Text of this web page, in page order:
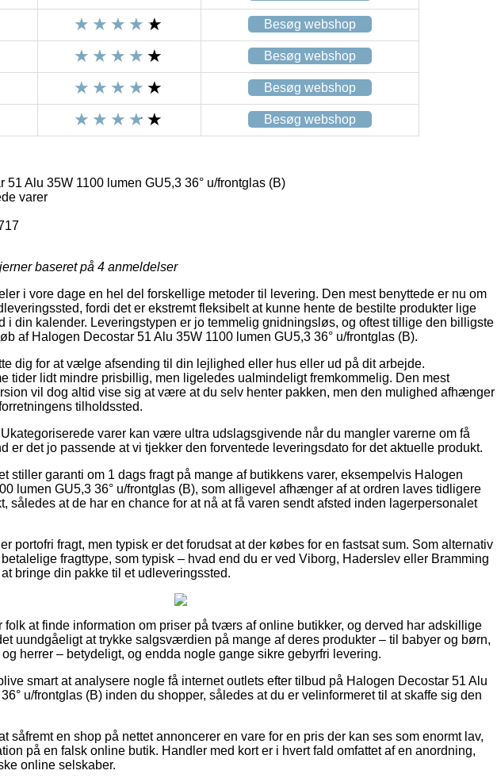
Besøg webshop
Besøg webshop
Besøg webshop
Besøg webshop
51 Alu 35W 1100 lumen GU5,3 36° u/frontglas (B)
varer
baseret på 4 anmeldelser
i vore dage en hel del forskellige metoder til levering. Den mest benyttede er nu om
fordi det er ekstremt fleksibelt at kunne hente de bestilte produkter lige
i din kalender. Leveringstypen er jo temmelig gnidningsløs, og oftest tillige den billigste
af Halogen Decostar 51 Alu 35W 1100 lumen GU5,3 36° u/frontglas (B).
dig for at vælge afsending til din lejlighed eller hus eller ud på dit arbejde.
tider lidt mindre prisbillig, men ligeledes ualmindeligt fremkommelig. Den mest
vil dog altid vise sig at være at du selv henter pakken, men den mulighed afhænger
tilholdssted.
varer kan være ultra udslagsgivende når du mangler varerne om få
er det jo passende at vi tjekker den forventede leveringsdato for det aktuelle produkt.
stiller garanti om 1 dags fragt på mange af butikkens varer, eksempelvis Halogen
lumen GU5,3 36° u/frontglas (B), som alligevel afhænger af at ordren laves tidligere
således at de har en chance for at nå at få varen sendt afsted inden lagerpersonalet
portofri fragt, men typisk er det forudsat at der købes for en fastsat sum. Som alternativ
fragttype, som typisk – hvad end du er ved Viborg, Haderslev eller Bramming
bringe din pakke til et udleveringssted.
folk at finde information om priser på tværs af online butikker, og derved har adskillige
uundgåeligt at trykke salgsværdien på mange af deres produkter – til babyer og børn,
herrer – betydeligt, og endda nogle gange sikre gebyrfri levering.
smart at analysere nogle få internet outlets efter tilbud på Halogen Decostar 51 Alu
u/frontglas (B) inden du shopper, således at du er velinformeret til at skaffe sig den
såfremt en shop på nettet annoncerer en vare for en pris der kan ses som enormt lav,
på en falsk online butik. Handler med kort er i hvert fald omfattet af en anordning,
online selskaber.